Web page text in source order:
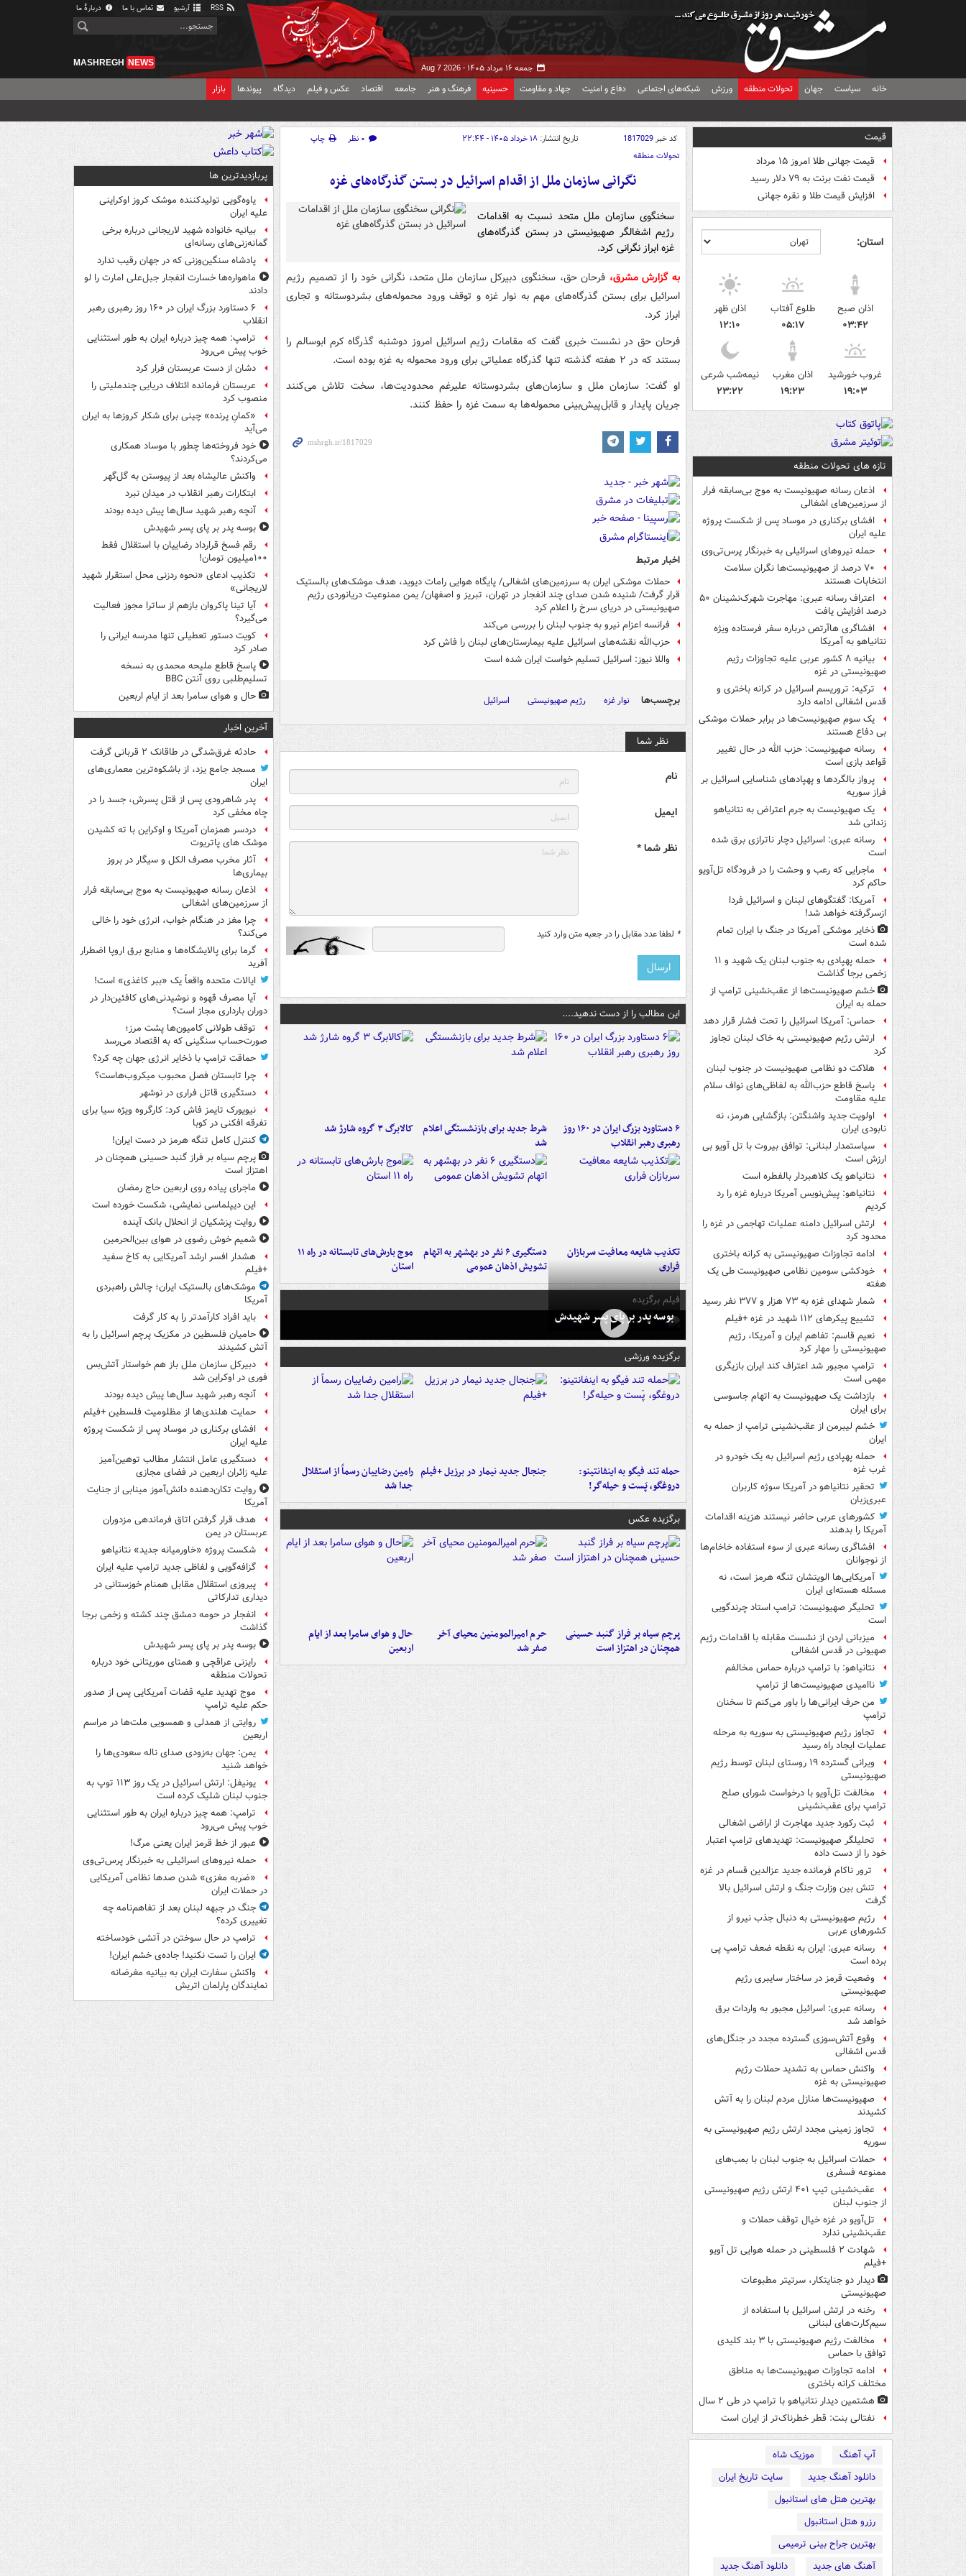
آرشیو تماس با ما دربارهٔ ما
جمعه ۱۶ مرداد ۱۴۰۵ - Aug 7 2026
MASHREGH NEWS
خانه سیاست جهان تحولات منطقه ورزش شبکه‌های اجتماعی دفاع و امنیت جهاد و مقاومت حسینیه فرهنگ و هنر جامعه اقتصاد عکس و فیلم دیدگاه پیوندها بازار
قیمت
قیمت جهانی طلا امروز ۱۵ مرداد
قیمت نفت برنت به ۷۹ دلار رسید
افزایش قیمت طلا و نقره جهانی
استان:
اذان صبح
۰۳:۴۲
طلوع آفتاب
۰۵:۱۷
اذان ظهر
۱۲:۱۰
غروب خورشید
۱۹:۰۳
اذان مغرب
۱۹:۲۳
نیمه‌شب شرعی
۲۳:۲۲
تازه های تحولات منطقه
اذعان رسانه صهیونیست به موج بی‌سابقه فرار
از سرزمین‌های اشغالی
افشای برکناری در موساد پس از شکست پروژه
علیه ایران
حمله نیروهای اسرائیلی به خبرنگار پرس‌تی‌وی
۷۰ درصد از صهیونیست‌ها نگران سلامت
انتخابات هستند
اعتراف رسانه عبری: مهاجرت شهرک‌نشینان ۵۰
درصد افزایش یافت
افشاگری هاآرتص درباره سفر فرستاده ویژه
نتانیاهو به آمریکا
بیانیه ۸ کشور عربی علیه تجاوزات رژیم
صهیونیستی در غزه
ترکیه: تروریسم اسرائیل در کرانه باختری و
قدس اشغالی ادامه دارد
یک‌ سوم صهیونیست‌ها در برابر حملات موشکی
بی دفاع هستند
رسانه صهیونیست: حزب الله در حال تغییر
قواعد بازی است
پرواز بالگردها و پهپادهای شناسایی اسرائیل بر
فراز سوریه
یک صهیونیست به جرم اعتراض به نتانیاهو
زندانی شد
رسانه عبری: اسرائیل دچار ناترازی برق شده
است
ماجرایی که رعب و وحشت را در فرودگاه تل‌آویو
حاکم کرد
آمریکا: گفتگوهای لبنان و اسرائیل فردا
ازسرگرفته خواهد شد!
ذخایر موشکی آمریکا در جنگ با ایران تمام
شده است
حمله پهپادی به جنوب لبنان یک شهید و ۱۱
زخمی برجا گذاشت
خشم صهیونیست‌ها از عقب‌نشینی ترامپ از
حمله به ایران
حماس: آمریکا اسرائیل را تحت فشار قرار دهد
ارتش رژیم صهیونیستی به خاک لبنان تجاوز
کرد
هلاکت دو نظامی صهیونیست در جنوب لبنان
پاسخ قاطع حزب‌الله به لفاظی‌های نواف سلام
علیه مقاومت
اولویت جدید واشنگتن: بازگشایی هرمز، نه
نابودی ایران
سیاستمدار لبنانی: توافق بیروت با تل آویو بی
ارزش است
نتانیاهو یک کلاهبردار بالفطره است
نتانیاهو: پیش‌نویس آمریکا درباره غزه را رد
کردیم
ارتش اسرائیل دامنه عملیات تهاجمی در غزه را
محدود کرد
ادامه تجاوزات صهیونیستی به کرانه باختری
خودکشی سومین نظامی صهیونیست طی یک
هفته
شمار شهدای غزه به ۷۳ هزار و ۳۷۷ نفر رسید
تشییع پیکرهای ۱۱۲ شهید در غزه +فیلم
نعیم قاسم: تفاهم ایران و آمریکا، رژیم
صهیونیستی را مهار کرد
ترامپ مجبور شد اعتراف کند ایران بازیگری
مهمی است
بازداشت یک صهیونیست به اتهام جاسوسی
برای ایران
خشم لیبرمن از عقب‌نشینی ترامپ از حمله به
ایران
حمله پهپادی رژیم اسرائیل به یک خودرو در
غرب غزه
تحقیر نتانیاهو در آمریکا سوژه کاربران
عبری‌زبان
کشورهای عربی حاضر نیستند هزینه اقدامات
آمریکا را بدهند
افشاگری رسانه عبری از سوء استفاده خاخام‌ها
از نوجوانان
آمریکایی‌ها الویتشان تنگه هرمز است، نه
مسئله هسته‌ای ایران
تحلیگر صهیونیست: ترامپ استاد چرندگویی
است
میزبانی اردن از نشست مقابله با اقدامات رژیم
صهیونی در قدس اشغالی
نتانیاهو: با ترامپ درباره حماس مخالفم
ناامیدی صهیونیست‌ها از ترامپ
من حرف ایرانی‌ها را باور می‌کنم تا سخنان
ترامپ
تجاوز رژیم صهیونیستی به سوریه به مرحله
عملیات ایجاد راه رسید
ویرانی گسترده ۱۹ روستای لبنان توسط رژیم
صهیونیستی
مخالفت تل‌آویو با درخواست شورای صلح
ترامپ برای عقب‌نشینی
ثبت رکورد جدید مهاجرت از اراضی اشغالی
تحلیلگر صهیونیست: تهدیدهای ترامپ اعتبار
خود را از دست داده
ترور ناکام فرمانده جدید عزالدین قسام در غزه
تنش بین وزارت جنگ و ارتش اسرائیل بالا
گرفت
رژیم صهیونیستی به دنبال جذب نیرو از
کشورهای عربی
رسانه عبری: ایران به نقطه ضعف ترامپ پی
برده است
وضعیت قرمز در ساختار سایبری رژیم
صهیونیستی
رسانه عبری: اسرائیل مجبور به واردات برق
خواهد شد
وقوع آتش‌سوزی گسترده مجدد در جنگل‌های
قدس اشغالی
واکنش حماس به تشدید حملات رژیم
صهیونیستی به غزه
صهیونیست‌ها منازل مردم لبنان را به ‌آتش
کشیدند
تجاوز زمینی مجدد ارتش رژیم صهیونیستی به
سوریه
حملات اسرائیل به جنوب لبنان با بمب‌های
ممنوعه فسفری
عقب‌نشینی تیپ ۴۰۱ ارتش رژیم صهیونیستی
از جنوب لبنان
تل‌آویو در غزه خیال توقف حملات و
عقب‌نشینی ندارد
شهادت ۲ فلسطینی در حمله هوایی تل آویو
+فیلم
دیدار دو جنایتکار،‌ سرتیتر مطبوعات
صهیونیستی
رخنه در ارتش اسرائیل با استفاده از
سیم‌کارت‌های لبنانی
مخالفت رژیم صهیونیستی با ۳ بند کلیدی
توافق با حماس
ادامه تجاوزات صهیونیست‌ها به مناطق
مختلف کرانه باختری
هشتمین دیدار نتانیاهو با ترامپ در طی ۲ سال
نفتالی بنت: قطر خطرناک‌تر از ایران است
آپ آهنگ
موزیک شاه
دانلود آهنگ جدید
سایت تاریخ ایران
بهترین هتل های استانبول
رزرو هتل استانبول
بهترین جراح بینی ترمیمی
آهنگ های جدید
دانلود آهنگ جدید
کد خبر1817029 تاریخ انتشار: ۱۸ خرداد ۱۴۰۵ - ۲۲:۴۴ ۰ نظر
چاپ
تحولات منطقه
نگرانی سازمان ملل از اقدام اسرائیل در بستن گذرگاه‌های غزه
سخنگوی سازمان ملل متحد نسبت به اقدامات
رژیم اشغالگر صهیونیستی در بستن گذرگاه‌های
غزه ابراز نگرانی کرد.
به گزارش مشرق، فرحان حق، سخنگوی دبیرکل سازمان ملل متحد، نگرانی خود را از تصمیم رژیم
اسرائیل برای بستن گذرگاه‌های مهم به نوار غزه و توقف ورود محموله‌های بشردوستانه و تجاری
ابراز کرد.
فرحان حق در نشست خبری گفت که مقامات رژیم اسرائیل امروز دوشنبه گذرگاه کرم ابوسالم را
بستند که در ۲ هفته گذشته تنها گذرگاه عملیاتی برای ورود محموله به غزه بوده است.
او گفت: سازمان ملل و سازمان‌های بشردوستانه علیرغم محدودیت‌ها، سخت تلاش می‌کنند
جریان پایدار و قابل‌پیش‌بینی محموله‌ها به سمت غزه را حفظ کنند.
اخبار مرتبط
حملات موشکی ایران به سرزمین‌های اشغالی/ پایگاه هوایی رامات دیوید، هدف موشک‌های بالستیک
قرار گرفت/ شنیده شدن صدای چند انفجار در تهران، تبریز و اصفهان/ یمن ممنوعیت دریانوردی رژیم
صهیونیستی در دریای سرخ را اعلام کرد
فرانسه اعزام نیرو به جنوب لبنان را بررسی می‌کند
حزب‌الله نقشه‌های اسرائیل علیه بیمارستان‌های لبنان را فاش کرد
واللا نیوز: اسرائیل تسلیم خواست ایران شده است
برچسب‌ها نوار غزه رژیم صهیونیستی اسرائیل
نظر شما
نام
ایمیل
نظر شما *
* لطفا عدد مقابل را در جعبه متن وارد کنید
این مطالب را از دست ندهید....
۶ دستاورد بزرگ ایران در ۱۶۰ روز
رهبری رهبر انقلاب
شرط جدید برای بازنشستگی اعلام
شد
کالابرگ ۳ گروه شارژ شد
تکذیب شایعه معافیت سربازان
فراری
دستگیری ۶ نفر در بهشهر به اتهام
تشویش اذهان عمومی
موج بارش‌های تابستانه در راه ۱۱
استان
فیلم برگزیده
بوسه‌ پدر بر پای پسر شهیدش
برگزیده ورزشی
حمله تند فیگو به اینفانتینو:
دروغگو، پَست‌ و حیله‌گر!
جنجال جدید نیمار در برزیل +فیلم رامین رضاییان رسماً از استقلال
جدا شد
برگزیده عکس
پرچم سیاه بر فراز گنبد حسینی
همچنان در اهتزاز است
حرم امیرالمومنین محیای آخر
صفر شد
حال و هوای سامرا بعد از ایام
اربعین
پربازدیدترین ها
یاوه‌گویی تولیدکننده موشک کروز اوکراینی
علیه ایران
بیانیه خانواده شهید لاریجانی درباره برخی
گمانه‌زنی‌های رسانه‌ای
پادشاه سنگین‌وزنی که در جهان رقیب ندارد
ماهواره‌ها خسارت انفجار جبل‌علی امارت را لو
دادند
۶ دستاورد بزرگ ایران در ۱۶۰ روز رهبری رهبر
انقلاب
ترامپ: همه چیز درباره ایران به طور استثنایی
خوب پیش می‌رود
دشان از دست عربستان فرار کرد
عربستان فرمانده ائتلاف دریایی چندملیتی را
منصوب کرد
«کمانِ پرنده» چینی برای شکار کروزها به ایران
می‌آید
خود فروخته‌ها چطور با موساد همکاری
می‌کردند؟
واکنش عالیشاه بعد از پیوستن به گل‌گهر
ابتکارات رهبر انقلاب در میدان نبرد
آنچه رهبر شهید سال‌ها پیش دیده بودند
بوسه‌ پدر بر پای پسر شهیدش
رقم فسخ قرارداد رضاییان با استقلال فقط
۱۰۰میلیون تومان!
تکذیب ادعای «نحوه ردزنی محل استقرار شهید
لاریجانی»
آیا تینا پاکروان بازهم از ساترا مجوز فعالیت
می‌گیرد؟
کویت دستور تعطیلی تنها مدرسه ایرانی را
صادر کرد
پاسخ قاطع ملیحه محمدی به نسخه
تسلیم‌طلبی روی آنتن BBC
حال و هوای سامرا بعد از ایام اربعین
آخرین اخبار
حادثه غرق‌شدگی در طاقانک ۲ قربانی گرفت
مسجد جامع یزد، از باشکوه‌ترین معماری‌های
ایران
پدر شاهرودی پس از قتل پسرش، جسد را در
چاه مخفی کرد
دردسر همزمان آمریکا و اوکراین با ته کشیدن
موشک های پاتریوت
آثار مخرب مصرف الکل و سیگار در بروز
بیماری‌ها
اذعان رسانه صهیونیست به موج بی‌سابقه فرار
از سرزمین‌های اشغالی
چرا مغز در هنگام خواب، انرژی خود را خالی
می‌کند؟
گرما برای پالایشگاه‌ها و منابع برق اروپا اضطرار
آفرید
ایالات متحده واقعاً یک «ببر کاغذی» است!
آیا مصرف قهوه و نوشیدنی‌های کافئین‌دار در
دوران بارداری مجاز است؟
توقف طولانی کامیون‌ها پشت مرز؛
صورت‌حساب سنگینی که به اقتصاد می‌رسد
حماقت ترامپ با ذخایر انرژی جهان چه کرد؟
چرا تابستان فصل محبوب میکروب‌هاست؟
دستگیری قاتل فراری در نوشهر
نیویورک تایمز فاش کرد: کارگروه ویژه سیا برای
تفرقه افکنی در کوبا
کنترل کامل تنگه هرمز در دست ایران!
پرچم سیاه بر فراز گنبد حسینی همچنان در
اهتزاز است
ماجرای پیاده روی اربعین حاج رمضان
این دیپلماسی نمایشی، شکست خورده است
روایت پزشکیان از انحلال بانک آینده
شمیم خوش رضوی در هوای بین‌الحرمین
هشدار افسر ارشد آمریکایی به کاخ سفید
+فیلم
موشک‌های بالستیک ایران؛ چالش راهبردی
آمریکا
باید افراد کارآمدتر را به کار گرفت
حامیان فلسطین در مکزیک پرچم اسرائیل را به
آتش کشیدند
دبیرکل سازمان ملل باز هم خواستار آتش‌بس
فوری در اوکراین شد
آنچه رهبر شهید سال‌ها پیش دیده بودند
حمایت هلندی‌ها از مظلومیت فلسطین +فیلم
افشای برکناری در موساد پس از شکست پروژه
علیه ایران
دستگیری عامل انتشار مطالب توهین‌آمیز
علیه زائران اربعین در فضای مجازی
روایت تکان‌دهنده دانش‌آموز مینابی از جنایت
آمریکا
هدف قرار گرفتن اتاق‌ فرماندهی مزدوران
عربستان در یمن
شکست پروژه «خاورمیانه جدید» نتانیاهو
گزافه‌گویی و لفاظی جدید ترامپ علیه ایران
پیروزی استقلال مقابل همنام خوزستانی در
دیداری تدارکاتی
انفجار در حومه دمشق چند کشته و زخمی برجا
گذاشت
بوسه‌ پدر بر پای پسر شهیدش
رایزنی عراقچی و همتای موریتانی خود درباره
تحولات منطقه
موج تهدید علیه قضات آمریکایی پس از صدور
حکم علیه ترامپ
روایتی از همدلی و همسویی ملت‌ها در مراسم
اربعین
یمن: جهان به‌زودی صدای ناله سعودی‌ها را
خواهد شنید
یونیفل: ارتش اسرائیل در یک روز ۱۱۳ توپ به
جنوب لبنان شلیک کرده است
ترامپ: همه چیز درباره ایران به طور استثنایی
خوب پیش می‌رود
عبور از خط قرمز ایران یعنی مرگ!
حمله نیروهای اسرائیلی به خبرنگار پرس‌تی‌وی
«ضربه مغزی» شدن صدها نظامی آمریکایی
در حملات ایران
جنگ در جبهه لبنان بعد از تفاهم‌نامه چه
تغییری کرده؟
ترامپ در حال سوختن در آتشی خودساخته
ایران را تست نکنید! جاده‌ی خشم ایران!
واکنش سفارت ایران به بیانیه مغرضانه
نمایندگان پارلمان اتریش